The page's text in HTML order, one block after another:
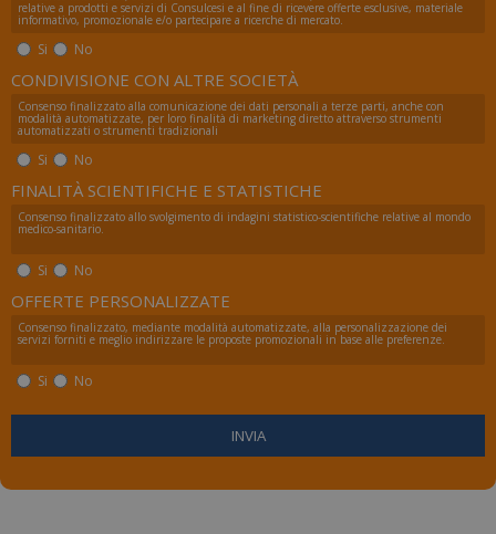
relative a prodotti e servizi di Consulcesi e al fine di ricevere offerte esclusive, materiale
informativo, promozionale e/o partecipare a ricerche di mercato.
Si No
CONDIVISIONE CON ALTRE SOCIETÀ
Consenso finalizzato alla comunicazione dei dati personali a terze parti, anche con
modalità automatizzate, per loro finalità di marketing diretto attraverso strumenti
automatizzati o strumenti tradizionali
Si No
FINALITÀ SCIENTIFICHE E STATISTICHE
Consenso finalizzato allo svolgimento di indagini statistico-scientifiche relative al mondo
medico-sanitario.
Si No
OFFERTE PERSONALIZZATE
Consenso finalizzato, mediante modalità automatizzate, alla personalizzazione dei
servizi forniti e meglio indirizzare le proposte promozionali in base alle preferenze.
Si No
_GRECAPTCHA
Google LLC
www.google.com
visid_incap_2921979 .certid.it
CookieScriptConsent